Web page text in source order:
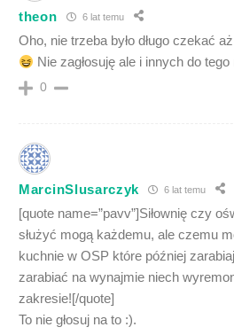
theon 6 lat temu
Oho, nie trzeba było długo czekać
Nie zagłosuję ale i innych do
0
MarcinSlusarczyk 6 lat temu
[quote name=”pavv”]Siłownię czy
służyć mogą każdemu, ale czemu
kuchnie w OSP które później
zarabiać na wynajmie niech
zakresie![/quote]
To nie głosuj na to :).